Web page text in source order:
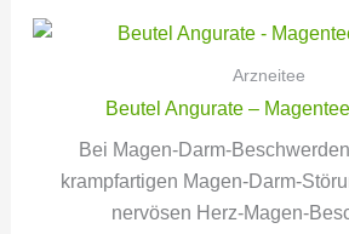
Arzneitee
Beutel Angurate –
Bei Magen-Darm-
krampfartigen Magen-Darm-
nervösen Herz-Magen-